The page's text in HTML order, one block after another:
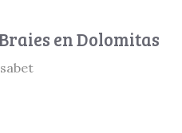
en Dolomitas